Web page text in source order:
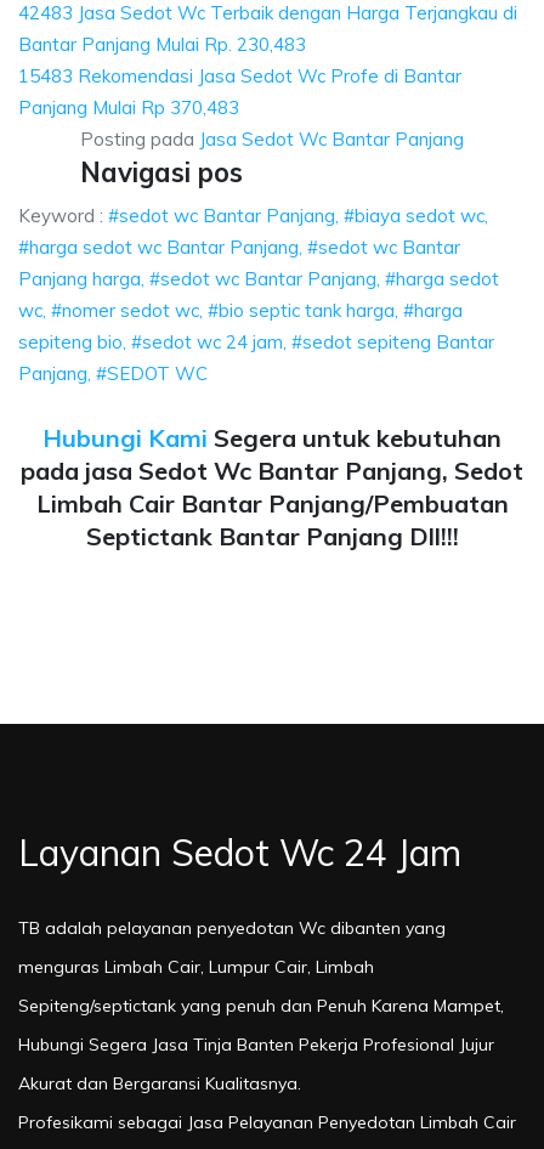
42483 Jasa Sedot Wc Terbaik dengan Harga Terjangkau di
Bantar Panjang Mulai Rp. 230,483
15483 Rekomendasi Jasa Sedot Wc Profe di Bantar
Panjang Mulai Rp 370,483
Posting pada Jasa Sedot Wc Bantar Panjang
Navigasi pos
Keyword : #sedot wc Bantar Panjang, #biaya sedot wc,
#harga sedot wc Bantar Panjang, #sedot wc Bantar
Panjang harga, #sedot wc Bantar Panjang, #harga sedot
wc, #nomer sedot wc, #bio septic tank harga, #harga
sepiteng bio, #sedot wc 24 jam, #sedot sepiteng Bantar
Panjang, #SEDOT WC
Hubungi Kami Segera untuk kebutuhan
pada jasa Sedot Wc Bantar Panjang, Sedot
Limbah Cair Bantar Panjang/Pembuatan
Septictank Bantar Panjang Dll!!!
Layanan Sedot Wc 24 Jam
TB adalah pelayanan penyedotan Wc dibanten yang
menguras Limbah Cair, Lumpur Cair, Limbah
Sepiteng/septictank yang penuh dan Penuh Karena Mampet,
Hubungi Segera Jasa Tinja Banten Pekerja Profesional Jujur
Akurat dan Bergaransi Kualitasnya.
Profesikami sebagai Jasa Pelayanan Penyedotan Limbah Cair